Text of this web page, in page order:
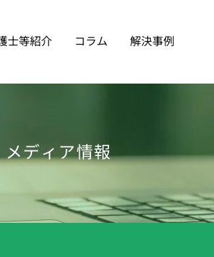
士等紹介 コラム 解決事例
メディア情報